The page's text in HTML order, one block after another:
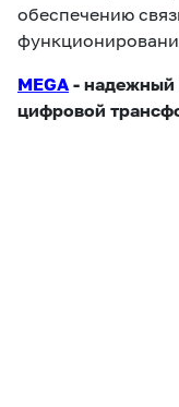
обеспечению
MEGA - надежный
цифровой